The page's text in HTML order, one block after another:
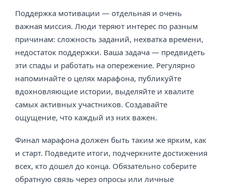
Поддержка мотивации — отдельная и очень
важная миссия. Люди теряют интерес по разным
причинам: сложность заданий, нехватка времени,
недостаток поддержки. Ваша задача — предвидеть
эти спады и работать на опережение. Регулярно
напоминайте о целях марафона, публикуйте
вдохновляющие истории, выделяйте и хвалите
самых активных участников. Создавайте
ощущение, что каждый из них важен.
Финал марафона должен быть таким же ярким, как
и старт. Подведите итоги, подчеркните достижения
всех, кто дошел до конца. Обязательно соберите
обратную связь через опросы или личные